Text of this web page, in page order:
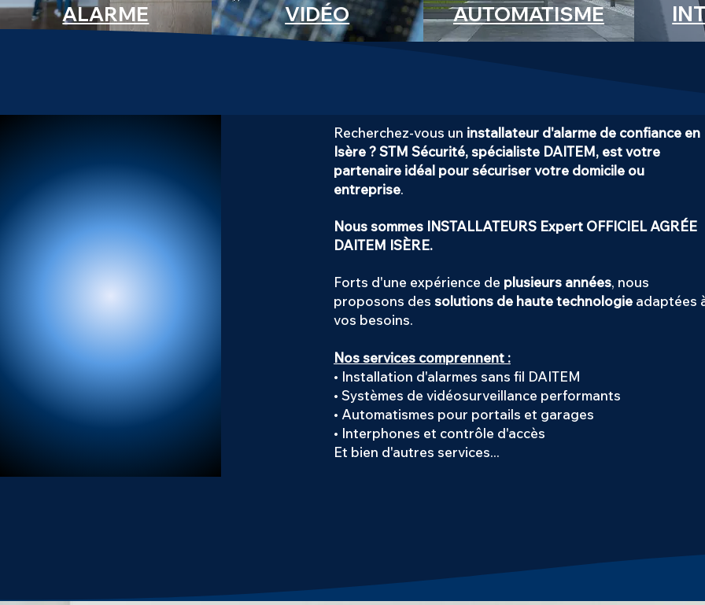
ALARME VIDÉO AUTOMATISME
Recherchez-vous un installateur d'alarme de confiance en
Isère ?STM Sécurité, spécialiste DAITEM, est votre
partenaire idéal pour sécuriser votre domicile ou
entreprise.
Nous sommes INSTALLATEURS Expert OFFICIEL AGRÉE
DAITEM ISÈRE.
Forts d'une expérience de plusieurs années, nous
proposons des solutions de haute technologieadaptées
vos besoins.
Nos services comprennent :
• Installation d'alarmes sans fil DAITEM
• Systèmes de vidéosurveillance performants
• Automatismes pour portails et garages
• Interphones et contrôle d'accès
Et bien d'autres services...